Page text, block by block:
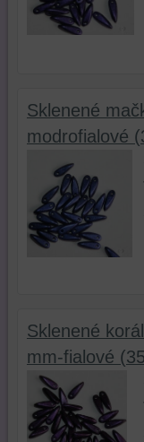
Sklenené
modrofialové
Sklenené
mm-fialové
tretích
strán,
alebo
ste
udalostí
konverzií
a
podobne.